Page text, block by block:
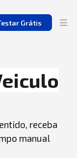
Grátis
receba
manual